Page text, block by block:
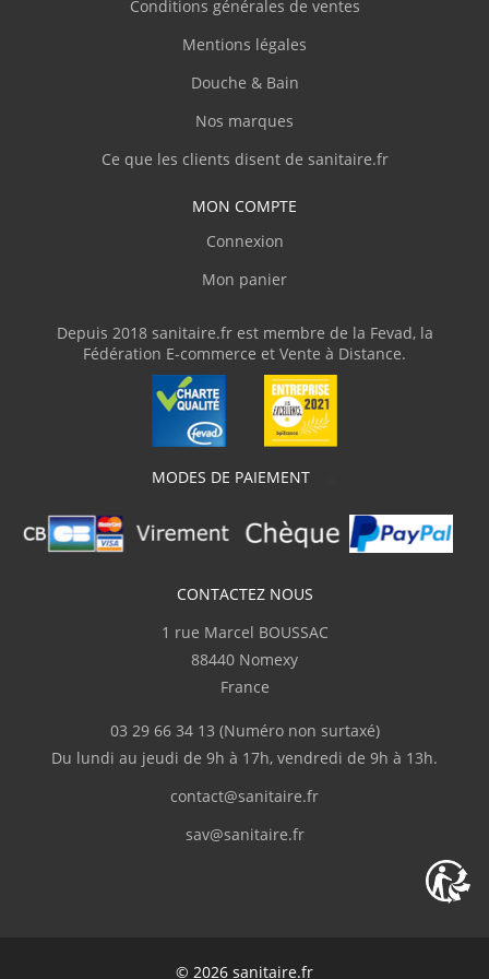
emballé et protégé, livraison rapide."
(Février 2026)
"Site clair et contact agréable par téléphone,
(Février 2026)
"Livre en temps et en heure."
"J'ai commandé une baignoire d'angle avec
des dimensions assez atypiques. Livraison
parfaite avec une protection en bois et du
plastique transparent, ce qui m'a permis de
parfaitement vérifier la conformité du
demandant des informations techniques
clairement et rapidement. Je recommande"
(Février 2026)
"Disponibilité du produit, rapidité de
livraison"
(Février 2026)
Conditions générales de ventes
Mentions légales
Douche & Bain
Nos marques
Ce que les clients disent de sanitaire.fr
MON COMPTE
Connexion
Mon panier
Depuis 2018 sanitaire.fr est membre de la Fevad, la
Fédération E-commerce et Vente à Distance.
MODES DE PAIEMENT
CONTACTEZ NOUS
1 rue Marcel BOUSSAC
88440 Nomexy
France
03 29 66 34 13 (Numéro non surtaxé)
Du lundi au jeudi de 9h à 17h, vendredi de 9h à 13h.
contact@sanitaire.fr
sav@sanitaire.fr
© 2026 sanitaire.fr